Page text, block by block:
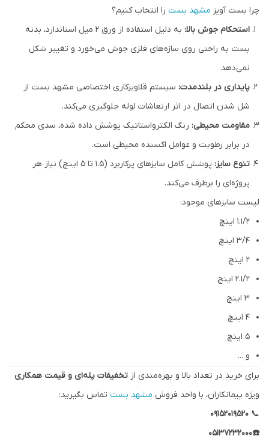
چرا بست آویز مشهد بست را انتخاب کنیم؟
استحکام جوش بالا:
به دلیل استفاده از ورق ۲ میل استاندارد، بدنه
بست به راحتی روی سازه‌های فلزی جوش می‌خورد و تغییر شکل
نمی‌دهد.
پایداری در بلندمدت: سیستم قلاویزکاری اختصاصی مشهد بست از
شل شدن اتصال در اثر ارتعاشات لوله جلوگیری می‌کند.
مقاومت محیطی: رنگ الکترواستاتیک پوشش داده شده، سدی محکم
در برابر رطوبت و عوامل اکسنده محیطی است.
تنوع سایز:
پوشش کامل سایزهای پرکاربرد (۱.۵ تا ۵ اینچ) نیاز هر
پروژه‌ای را برطرف می‌کند.
لیست سایزهای موجود:
۱.۱/۲ اینچ
3/4 اینچ
۲ اینچ
۲.۱/۲ اینچ
۳ اینچ
۴ اینچ
۵ اینچ
و ...
برای خرید در تعداد بالا و بهره‌مندی از تخفیفات پله‌ای و قیمت همکاری
ویژه پیمانکاران، با واحد فروش مشهد بست تماس بگیرید:
📞 ۰۹۱۵۲۰۱۹۵۲۰
☎️05137232000